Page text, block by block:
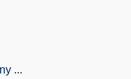
...